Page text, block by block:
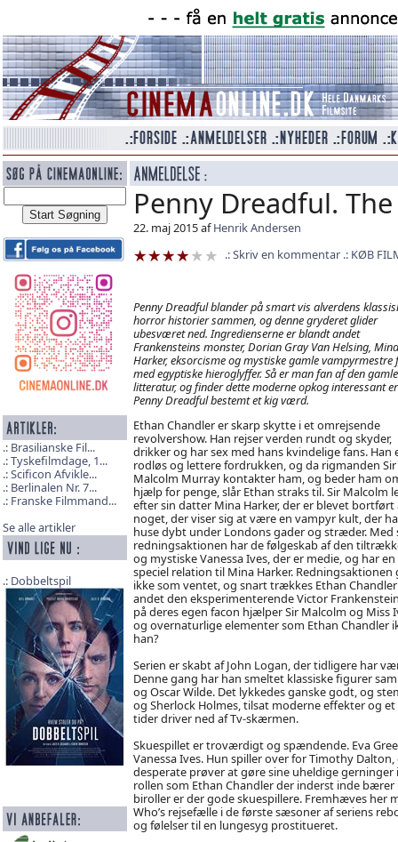
Brasilianske Fil...
Tyskefilmdage, 1...
Scificon Afvikle...
Berlinalen Nr. 7...
Franske Filmmand...
Se alle artikler
Dobbeltspil
Penny Dreadful.
22. maj 2015 afHenrik Andersen
Skriv en kommentar
KØB
Penny Dreadful blander på smart vis alverdens
horror historier sammen, og denne gryderet glider
ubesværet ned. Ingredienserne er blandt andet
Frankensteins monster, Dorian Gray Van Helsing, Mina
Harker, eksorcisme og mystiske gamle vampyrmestre
med egyptiske hieroglyffer. Så er man fan af den gamle
litteratur, og finder dette moderne opkog interessant er
Penny Dreadful bestemt et kig værd.
Ethan Chandler er skarp skytte i et omrejsende
revolvershow. Han rejser verden rundt og skyder,
drikker og har sex med hans kvindelige fans. Han
rodløs og lettere fordrukken, og da rigmanden Sir
Malcolm Murray kontakter ham, og beder ham
hjælp for penge, slår Ethan straks til. Sir Malcolm
efter sin datter Mina Harker, der er blevet bortført
noget, der viser sig at være en vampyr kult, der
huse dybt under Londons gader og stræder. Med
redningsaktionen har de følgeskab af den
og mystiske Vanessa Ives, der er medie, og har
speciel relation til Mina Harker. Redningsaktionen
ikke som ventet, og snart trækkes Ethan
andet den eksperimenterende Victor
på deres egen facon hjælper Sir Malcolm og
og overnaturlige elementer som Ethan Chandler
han?
Serien er skabt af John Logan, der tidligere har
Denne gang har han smeltet klassiske figurer
og Oscar Wilde. Det lykkedes ganske godt, og
og Sherlock Holmes, tilsat moderne effekter og
tider driver ned af Tv-skærmen.
Skuespillet er troværdigt og spændende. Eva
Vanessa Ives. Hun spiller over for Timothy
desperate prøver at gøre sine uheldige
rollen som Ethan Chandler der inderst inde
biroller er der gode skuespillere. Fremhæves her
Who’s rejsefælle i de første sæsoner af seriens
og følelser til en lungesyg prostitueret.